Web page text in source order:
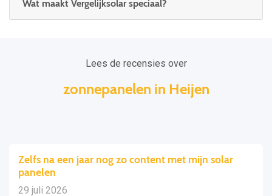
Wat maakt Vergelijksolar speciaal?
Lees de recensies over
zonnepanelen in Heijen
Zelfs na een jaar nog zo content met mijn solar
panelen
29 juli 2026